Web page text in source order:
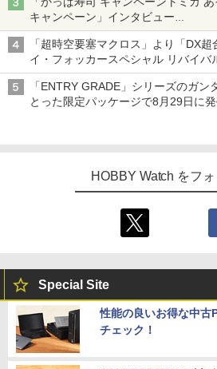
キャンペーン」インタビュー
子どもが楽しめるかっぱ寿司ならで
追求
「超時空要塞マクロス」より「DX
イ・フォッカースペシャル リバイバ
「ENTRY GRADE」シリーズのガン
とった限定パッケージで8月29日に
HOBBY Watch をフ
Special Site
性能の良いお得な中古
チェック！